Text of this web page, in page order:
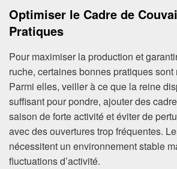
Optimiser le Cadre de
Pratiques
Pour maximiser la production et
ruche, certaines bonnes pratiques sont
Parmi elles, veiller à ce que la reine
suffisant pour pondre, ajouter des
saison de forte activité et éviter de
avec des ouvertures trop fréquentes.
nécessitent un environnement stable
fluctuations d’activité.